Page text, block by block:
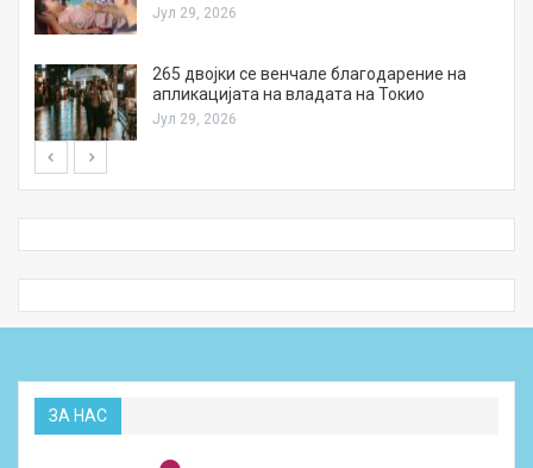
Јул 29, 2026
265 двојки се венчале благодарение на
апликацијата на владата на Токио
Јул 29, 2026
ЗА НАС